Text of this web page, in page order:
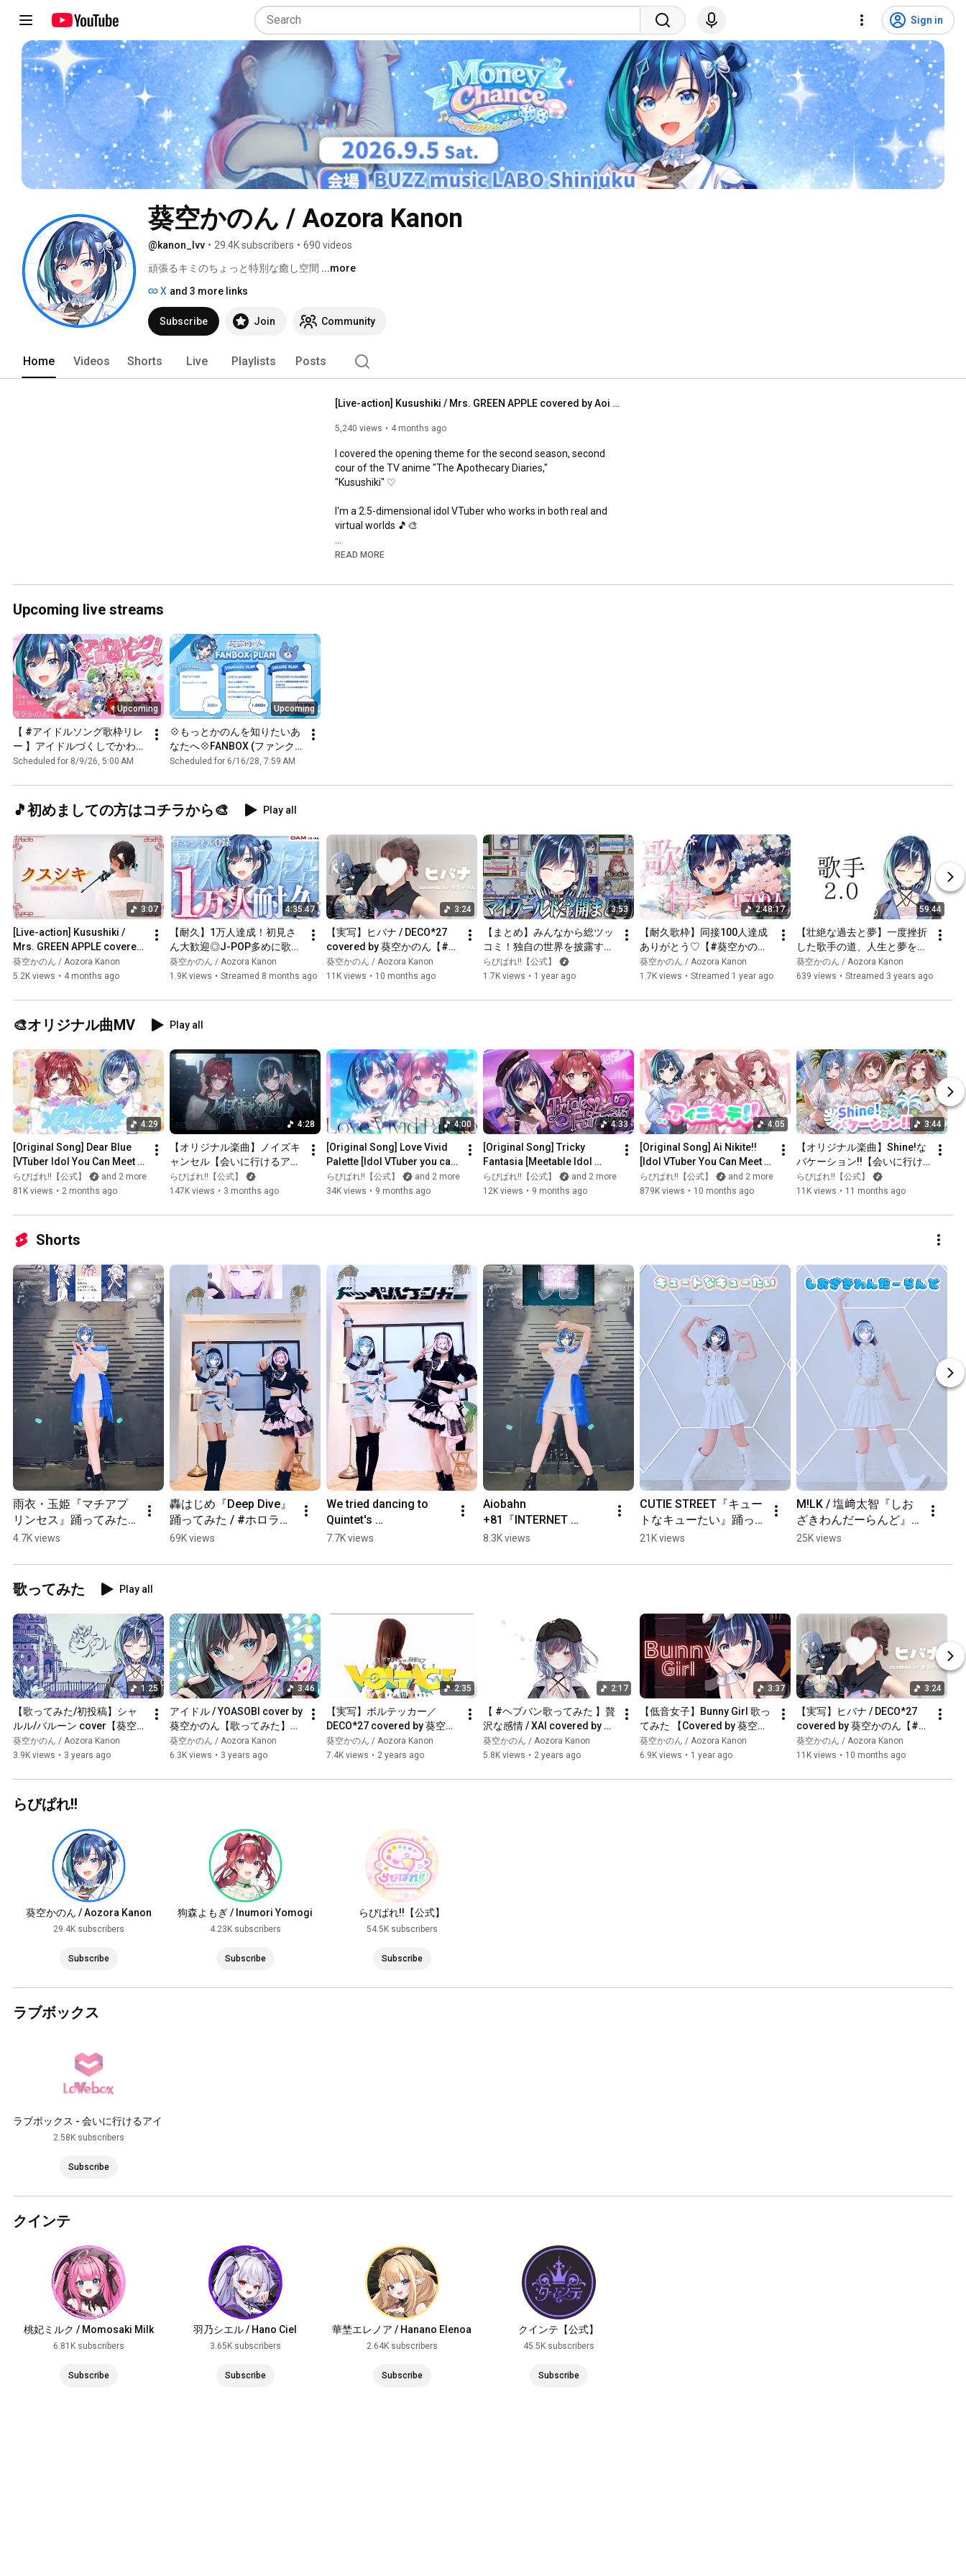
Sign in
葵空かのん / Aozora Kanon
@kanon_lvv • 29.4K subscribers • 690 videos
頑張るキミのちょっと特別な癒し空間 ...more
X and 3 more links
Subscribe Join Community
Home Videos Shorts Live Playlists Posts
[Live-action] Kusushiki / Mrs. GREEN APPLE covered by Aoi Sora Kanon [#CoverSong / The Apothecary...
5,240 views 4 months ago
I covered the opening theme for the second season, second
cour of the TV anime "The Apothecary Diaries,"
"Kusushiki" ♡
I'm a 2.5-dimensional idol VTuber who works in both real and
virtual worlds 🎵🎨
〖🌸Event Information〗
📣March 22nd, 2026 (Sun)
Clip Videos ✂ #Kanontet
https://twitter.com/kanon_lvv
YouTube Membership here!
https://www.youtube.com/channel/UCRlH...
Fan Club here!
https://kanon-lvv.fanbox.cc/
⑅💠┈┈┈┈┈┈┈┈┈┈┈┈┈┈┈┈┈┈💠⑅
HP: https://lovvebox.com/
For inquiries, please contact us here:
https://lovvebox.com/contact
⑅💠┈┈┈┈┈┈┈┈┈┈┈┈┈┈┈┈┈┈┈💠⑅
#NewVTuber #AozoraKanon #AozoraKanon #VTuber
#Vsinger
READ MORE
Upcoming live streams
Upcoming
【 #アイドルソング歌枠リレ
ー 】アイドルづくしでかわい
いをお届け♡【#葵空かのん/
Scheduled for 8/9/26, 5:00 AM
Upcoming
💠もっとかのんを知りたいあ
なたへ💠FANBOX (ファンク
ラブ) はいかがですか？💠
Scheduled for 6/16/28, 7:59 AM
🎵初めましての方はコチラから🎨 Play all
3:07
[Live-action] Kusushiki /
Mrs. GREEN APPLE covered
by Aoi Sora Kanon
[#CoverSong / The
葵空かのん / Aozora Kanon
5.2K views • 4 months ago
4:35:47
【耐久】1万人達成！初見さ
ん大歓迎◎J-POP多めに歌っ
てます！【#葵空かのん/ラブ
ボックス】
葵空かのん / Aozora Kanon
1.9K views • Streamed 8 months ago
3:24
【実写】ヒバナ / DECO*27
covered by 葵空かのん【#歌
ってみた/初音ミク】
葵空かのん / Aozora Kanon
11K views • 10 months ago
3:53
【まとめ】みんなから総ツッ
コミ！独自の世界を披露する
歌姫アイドル【葵空かのん/
らびぱれ!!/会いに行けるアイ
らびぱれ!!【公式】
1.7K views • 1 year ago
2:48:17
【耐久歌枠】同接100人達成
ありがとう♡【#葵空かのん/
ラブボックス】
葵空かのん / Aozora Kanon
1.7K views • Streamed 1 year ago
59:44
【壮絶な過去と夢】一度挫折
した歌手の道、人生と夢を熱
く語る【葵空かのん/ラブボ
ックス】
葵空かのん / Aozora Kanon
639 views • Streamed 3 years ago
🎨オリジナル曲MV Play all
4:29
[Original Song] Dear Blue
[VTuber Idol You Can Meet /
Rabipare!!]
らびぱれ!!【公式】
and 2 more
81K views • 2 months ago
4:28
【オリジナル楽曲】ノイズキ
ャンセル【会いに行けるアイ
ドルVTuber / らびぱれ!!】
らびぱれ!!【公式】
147K views • 3 months ago
4:00
[Original Song] Love Vivid
Palette [Idol VTuber you can
meet / Ravipalette!!]
らびぱれ!!【公式】
and 2 more
34K views • 9 months ago
4:33
[Original Song] Tricky
Fantasia [Meetable Idol
VTuber / Ravipare!!]
らびぱれ!!【公式】
and 2 more
12K views • 9 months ago
4:05
[Original Song] Ai Nikite!!
[Idol VTuber You Can Meet /
Ravipare!!]
らびぱれ!!【公式】
and 2 more
879K views • 10 months ago
3:44
【オリジナル楽曲】Shine!な
バケーション!!【会いに行け
るアイドルVTuber / らびぱ
れ!!】
らびぱれ!!【公式】
11K views • 11 months ago
Shorts
雨衣・玉姫『マチアプ
リンセス』踊ってみた /
#雨衣 #葵空かのん
4.7K views
轟はじめ『Deep Dive』
踊ってみた / #ホロライ
ブ #regloss #葵空かの
69K views
We tried dancing to
Quintet's
"Doppelganger"! We're
♡ / #Quintet #Rabipare
7.7K views
Aiobahn
+81『INTERNET
OVERDOSE』踊ってみ
#葵空かのん #shorts
8.3K views
CUTIE STREET『キュー
トなキューたい』踊っ
てみた / #cutiestreet #
葵空かのん #shorts
21K views
M!LK / 塩﨑太智『しお
ざきわんだーらんど』
踊ってみた / #milk #葵
25K views
歌ってみた Play all
1:25
【歌ってみた/初投稿】シャ
ルル/バルーン cover【葵空か
のん/ラブボックス】
葵空かのん / Aozora Kanon
3.9K views • 3 years ago
3:46
アイドル / YOASOBI cover by
葵空かのん【歌ってみた】
『推しの子』OP
葵空かのん / Aozora Kanon
6.3K views • 3 years ago
2:35
【実写】ボルテッカー／
DECO*27 covered by 葵空か
のん【歌ってみた/ポケモン/
ボカロ】
葵空かのん / Aozora Kanon
7.4K views • 2 years ago
2:17
【 #ヘブバン歌ってみた 】贅
沢な感情 / XAI covered by 葵
空かのん【#ヘブバン】
葵空かのん / Aozora Kanon
5.8K views • 2 years ago
3:37
【低音女子】Bunny Girl 歌っ
てみた 【Covered by 葵空か
のん】
葵空かのん / Aozora Kanon
6.9K views • 1 year ago
3:24
【実写】ヒバナ / DECO*27
covered by 葵空かのん【#歌
ってみた/初音ミク】
葵空かのん / Aozora Kanon
11K views • 10 months ago
らびぱれ!!
葵空かのん / Aozora Kanon
29.4K subscribers
Subscribe
狗森よもぎ / Inumori Yomogi
4.23K subscribers
Subscribe
らびぱれ!!【公式】
54.5K subscribers
Subscribe
ラブボックス
ラブボックス - 会いに行けるアイ
ドルVTuberプロダクション
2.58K subscribers
Subscribe
クインテ
桃妃ミルク / Momosaki Milk
6.81K subscribers
Subscribe
羽乃シエル / Hano Ciel
3.65K subscribers
Subscribe
華埜エレノア / Hanano Elenoa
2.64K subscribers
Subscribe
クインテ【公式】
45.5K subscribers
Subscribe